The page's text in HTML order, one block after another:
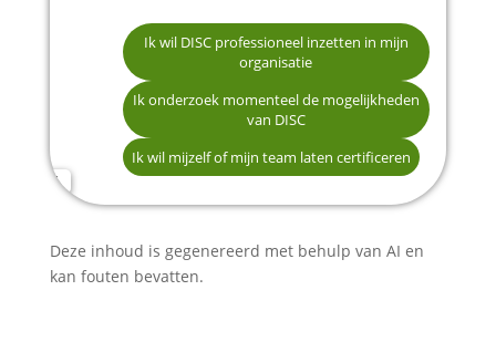
Ik wil DISC professioneel inzetten in mijn
organisatie
Ik onderzoek momenteel de mogelijkheden
van DISC
Ik wil mijzelf of mijn team laten certificeren
binnen teams verbeteren
Betere selectie- en
recruitmentbeslissingen nemen
Leidinggevenden coachen op
stijlbewust leiderschap
DISC duurzaam verankeren in HR-
processen
Naam *
E-mailadres *
Deze inhoud is gegenereerd met behulp van AI en
kan fouten bevatten.